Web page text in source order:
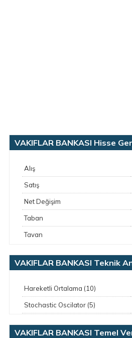
VAKIFLAR BANKASI Hisse
Alış
Satış
Net Değişim
Taban
Tavan
VAKIFLAR BANKASI Teknik
Hareketli Ortalama (10)
Stochastic Oscilator (5)
VAKIFLAR BANKASI Temel